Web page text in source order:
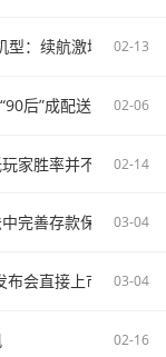
型：续航激增、8G内
02-13
后”成配送主力02-06
家胜率并不存在02-14
完善存款保险制度
03-04
会直接上市 03-04
02-16